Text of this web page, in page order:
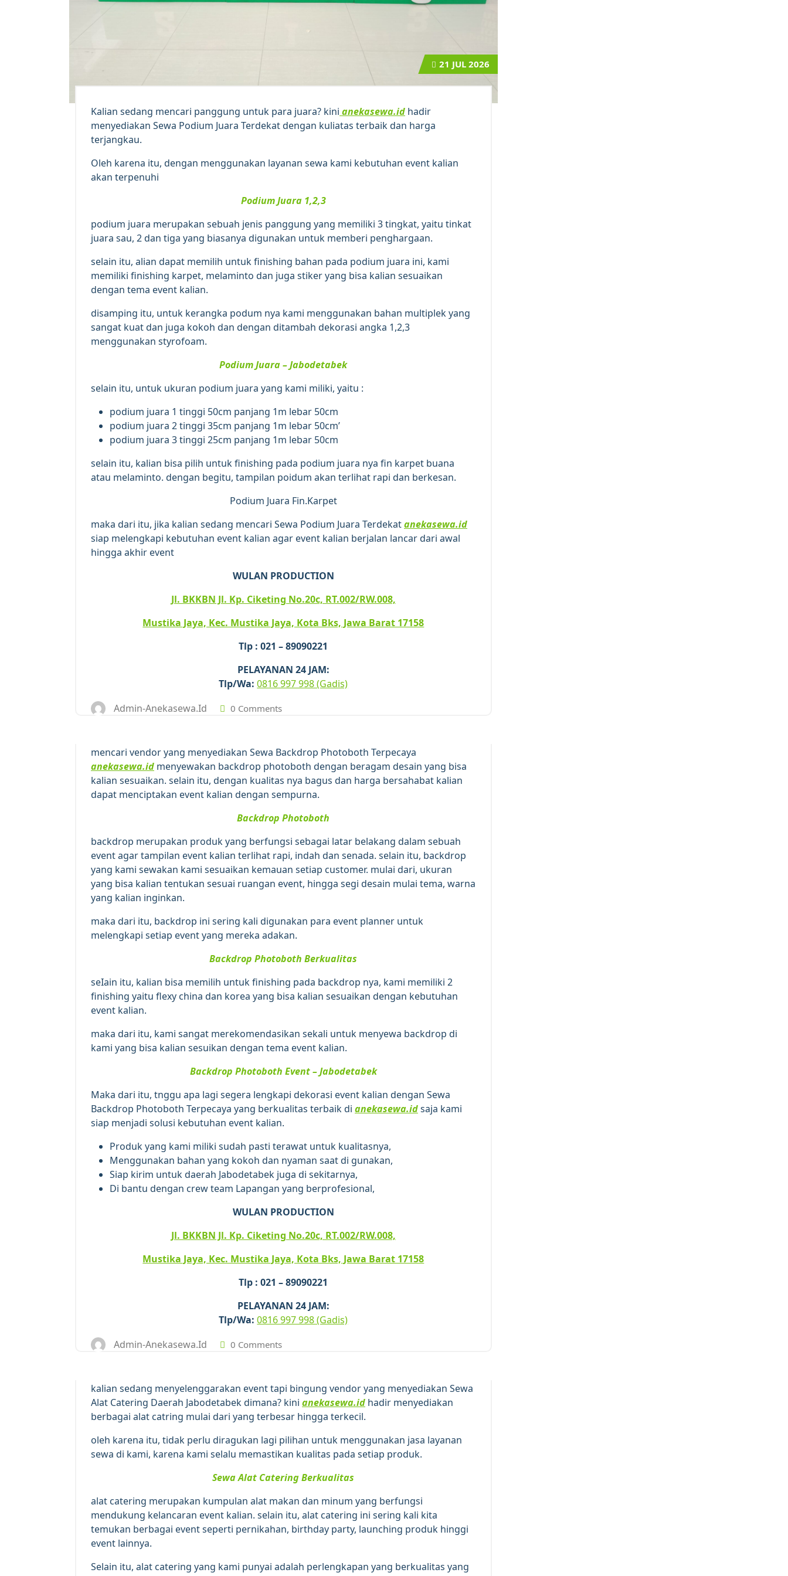
Kalian sedang mencari panggung untuk para juara? kini anekasewa.id hadir
menyediakan Sewa Podium Juara Terdekat dengan kuliatas terbaik dan harga
terjangkau.
Oleh karena itu, dengan menggunakan layanan sewa kami kebutuhan event kalian
akan terpenuhi
Podium Juara 1,2,3
podium juara merupakan sebuah jenis panggung yang memiliki 3 tingkat, yaitu tinkat
juara sau, 2 dan tiga yang biasanya digunakan untuk memberi penghargaan.
selain itu, alian dapat memilih untuk finishing bahan pada podium juara ini, kami
memiliki finishing karpet, melaminto dan juga stiker yang bisa kalian sesuaikan
dengan tema event kalian.
disamping itu, untuk kerangka podum nya kami menggunakan bahan multiplek yang
sangat kuat dan juga kokoh dan dengan ditambah dekorasi angka 1,2,3
menggunakan styrofoam.
Podium Juara – Jabodetabek
selain itu, untuk ukuran podium juara yang kami miliki, yaitu :
podium juara 1 tinggi 50cm panjang 1m lebar 50cm
podium juara 2 tinggi 35cm panjang 1m lebar 50cm’
podium juara 3 tinggi 25cm panjang 1m lebar 50cm
selain itu, kalian bisa pilih untuk finishing pada podium juara nya fin karpet buana
atau melaminto. dengan begitu, tampilan poidum akan terlihat rapi dan berkesan.
Podium Juara Fin.Karpet
maka dari itu, jika kalian sedang mencari Sewa Podium Juara Terdekatanekasewa.id
siap melengkapi kebutuhan event kalian agar event kalian berjalan lancar dari awal
hingga akhir event
WULAN PRODUCTION
Jl. BKKBN Jl. Kp. Ciketing No.20c, RT.002/RW.008,
Mustika Jaya, Kec. Mustika Jaya, Kota Bks, Jawa Barat 17158
Tlp : 021 – 89090221
PELAYANAN 24 JAM:
Tlp/Wa: 0816 997 998 (Gadis)
21 JUL 2026
Admin-Anekasewa.id 0 Comments
mencari vendor yang menyediakan Sewa Backdrop Photoboth Terpecaya
anekasewa.id menyewakan backdrop photoboth dengan beragam desain yang bisa
kalian sesuaikan. selain itu, dengan kualitas nya bagus dan harga bersahabat kalian
dapat menciptakan event kalian dengan sempurna.
Backdrop Photoboth
backdrop merupakan produk yang berfungsi sebagai latar belakang dalam sebuah
event agar tampilan event kalian terlihat rapi, indah dan senada. selain itu, backdrop
yang kami sewakan kami sesuaikan kemauan setiap customer. mulai dari, ukuran
yang bisa kalian tentukan sesuai ruangan event, hingga segi desain mulai tema, warna
yang kalian inginkan.
maka dari itu, backdrop ini sering kali digunakan para event planner untuk
melengkapi setiap event yang mereka adakan.
Backdrop Photoboth Berkualitas
seIain itu, kalian bisa memilih untuk finishing pada backdrop nya, kami memiliki 2
finishing yaitu flexy china dan korea yang bisa kalian sesuaikan dengan kebutuhan
event kalian.
maka dari itu, kami sangat merekomendasikan sekali untuk menyewa backdrop di
kami yang bisa kalian sesuikan dengan tema event kalian.
Backdrop Photoboth Event – Jabodetabek
Maka dari itu, tnggu apa lagi segera lengkapi dekorasi event kalian dengan Sewa
Backdrop Photoboth Terpecaya yang berkualitas terbaik di anekasewa.idsaja kami
siap menjadi solusi kebutuhan event kalian.
Produk yang kami miliki sudah pasti terawat untuk kualitasnya,
Menggunakan bahan yang kokoh dan nyaman saat di gunakan,
Siap kirim untuk daerah Jabodetabek juga di sekitarnya,
Di bantu dengan crew team Lapangan yang berprofesional,
WULAN PRODUCTION
Jl. BKKBN Jl. Kp. Ciketing No.20c, RT.002/RW.008,
Mustika Jaya, Kec. Mustika Jaya, Kota Bks, Jawa Barat 17158
Tlp : 021 – 89090221
PELAYANAN 24 JAM:
Tlp/Wa: 0816 997 998 (Gadis)
Admin-Anekasewa.id 0 Comments
kalian sedang menyelenggarakan event tapi bingung vendor yang menyediakan Sewa
Alat Catering Daerah Jabodetabek dimana? kini anekasewa.id hadir menyediakan
berbagai alat catring mulai dari yang terbesar hingga terkecil.
oleh karena itu, tidak perlu diragukan lagi pilihan untuk menggunakan jasa layanan
sewa di kami, karena kami selalu memastikan kualitas pada setiap produk.
Sewa Alat Catering Berkualitas
alat catering merupakan kumpulan alat makan dan minum yang berfungsi
mendukung kelancaran event kalian. selain itu, alat catering ini sering kali kita
temukan berbagai event seperti pernikahan, birthday party, launching produk hinggi
event lainnya.
Selain itu, alat catering yang kami punyai adalah perlengkapan yang berkualitas yang